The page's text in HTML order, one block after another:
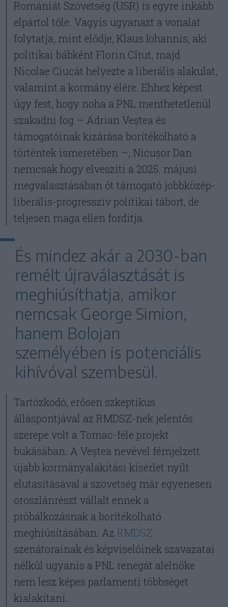
Romániát Szövetség (USR) is egyre inkább
elpártol tőle. Vagyis ugyanazt a vonalat
folytatja, mint elődje, Klaus Iohannis, aki
politikai bábként Florin Cîțut, majd
Nicolae Ciucát helyezte a liberális alakulat,
valamint a kormány élére. Ehhez képest
úgy fest, hogy noha a PNL menthetetlenül
szakadni fog – Adrian Veștea és
támogatóinak kizárása borítékolható a
történtek ismeretében –, Nicușor Dan
nemcsak hogy elveszíti a 2025. májusi
megválasztásában őt támogató jobbközép-
liberális-progresszív politikai tábort, de
teljesen maga ellen fordítja.
És mindez akár a 2030-ban
remélt újraválasztását is
meghiúsíthatja, amikor
nemcsak George Simion,
hanem Bolojan
személyében is potenciális
kihívóval szembesül.
Tartózkodó, erősen szkeptikus
álláspontjával az RMDSZ-nek jelentős
szerepe volt a Tomac-féle projekt
bukásában. A Veștea nevével fémjelzett
újabb kormányalakítási kísérlet nyílt
elutasításával a szövetség már egyenesen
oroszlánrészt vállalt ennek a
próbálkozásnak a borítékolható
meghiúsításában. AzRMDSZ
szenátorainak és képviselőinek szavazatai
nélkül ugyanis a PNL renegát alelnöke
nem lesz képes parlamenti többséget
kialakítani.